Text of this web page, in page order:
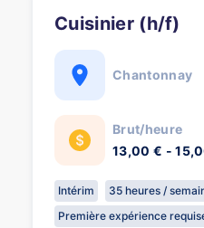
Cuisinier (h/f)
Chantonnay
Brut/heure
13,00 € -
Intérim
35 heures /
Première expérience